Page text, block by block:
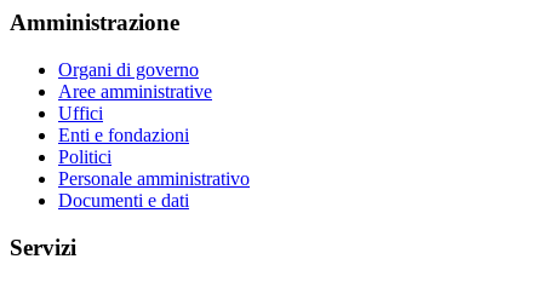
Amministrazione
Organi di governo
Aree amministrative
Uffici
Enti e fondazioni
Politici
Personale amministrativo
Documenti e dati
Servizi